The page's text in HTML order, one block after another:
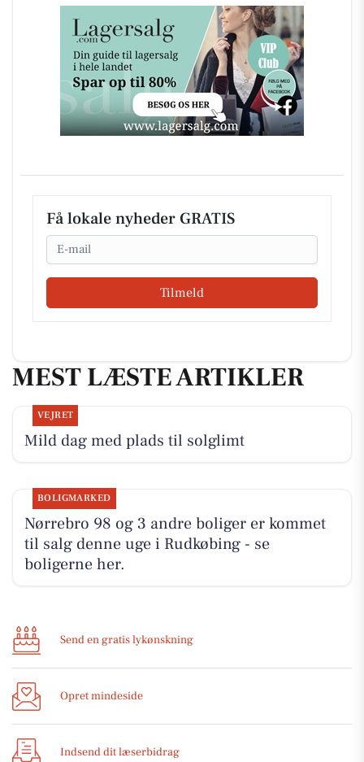
Få lokale nyheder GRATIS
Email
Tilmeld
MEST LÆSTE ARTIKLER
VEJRET
Mild dag med plads til solglimt
BOLIGMARKED
Nørrebro 98 og 3 andre boliger er kommet
til salg denne uge i Rudkøbing - se
boligerne her.
Send en gratis lykønskning
Opret mindeside
Indsend dit læserbidrag